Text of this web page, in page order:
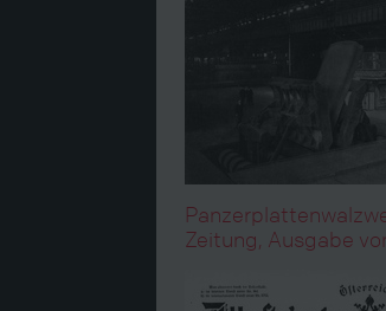
Zeitung, Ausgabe